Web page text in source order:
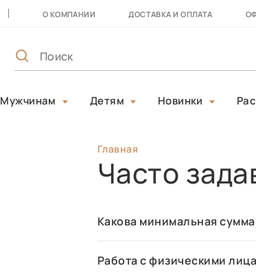
О КОМПАНИИ ДОСТАВКА И ОПЛАТА
Мужчинам Детям Новинки
Главная
Часто
Какова минимальная сумма
Работа с физическими